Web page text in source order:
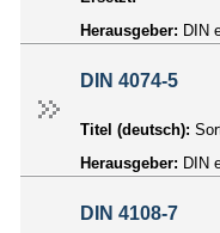
Herausgeber: DIN
DIN 4074-5
Titel (deutsch):
Herausgeber: DIN
DIN 4108-7